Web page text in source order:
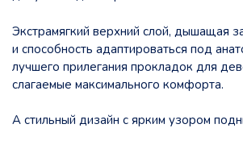
Экстрамягкий верхний слой, дышащая
и способность адаптироваться под
лучшего прилегания прокладок для
слагаемые максимального комфорта.
А стильный дизайн с ярким узором